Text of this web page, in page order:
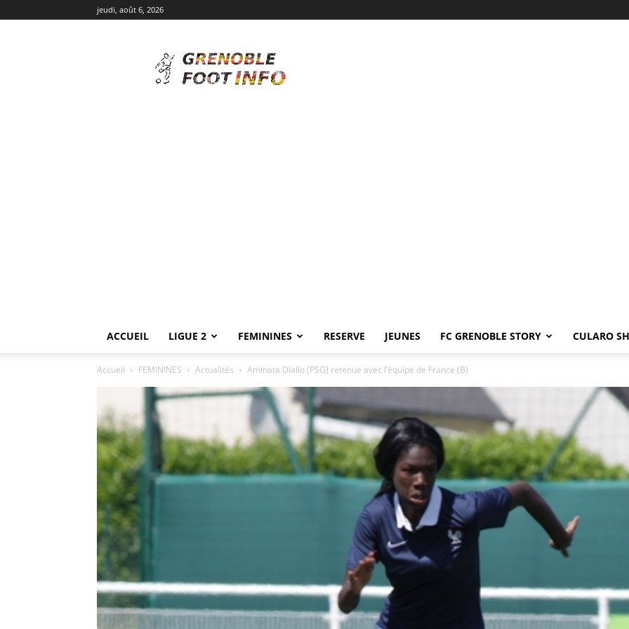
jeudi, août 6, 2026
Foot
Info
ACCUEIL LIGUE 2 FEMININES RESERVE JEUNES FC GRENOBLE STORY CULARO
Accueil FEMININES Actualités Aminata Diallo (PSG) retenue avec l’équipe de France (B)